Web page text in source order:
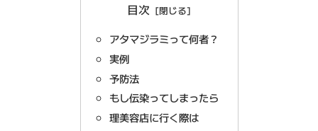
目次
アタマジラミって何者？
実例
予防法
もし伝染ってしまったら
理美容店に行く際は